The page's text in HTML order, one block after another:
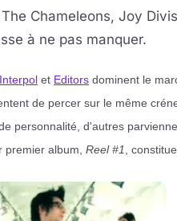
Chameleons, Joy
à ne pas manquer.
Interpol et Editors dominent le
de percer sur le même
personnalité, d'autres
premier album, Reel #1 ,